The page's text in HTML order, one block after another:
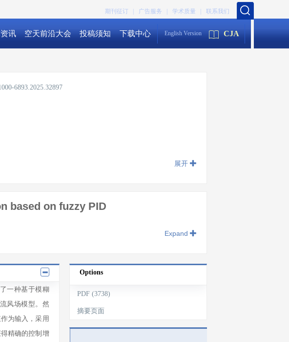
联系我们
学术质量 |
广告服务 |
期刊征订 |
讯 空天前沿大会 投稿须知 下载中心 English Version CJA
6893.2025.32897
展开
based on fuzzy PID
Expand
一种基于模糊
风场模型。然
为输入，采用
精确的控制增
Options
PDF (3738)
摘要页面